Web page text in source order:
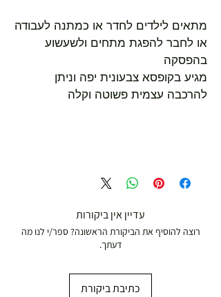
מתאים לילדים לחדר או כמתנה לעבודה
או לחבר להפגת מתחים ולשעשוע
בהפסקה
מגיע בקופסא צבעונית יפה וניתן
להרכבה עצמית פשוטה וקלה
עדיין אין ביקורות
רוצה להוסיף את הביקורת הראשונה? ספר/י לנו מה
דעתך.
כתיבת ביקורת